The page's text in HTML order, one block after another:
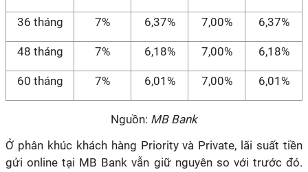
36 tháng 7% 6,37% 7,00% 6,37%
48 tháng 7% 6,18% 7,00% 6,18%
60 tháng 7% 6,01% 7,00% 6,01%
Nguồn: MB Bank
Ở phân khúc khách hàng Priority và Private, lãi suất tiền
gửi online tại MB Bank vẫn giữ nguyên so với trước đó.